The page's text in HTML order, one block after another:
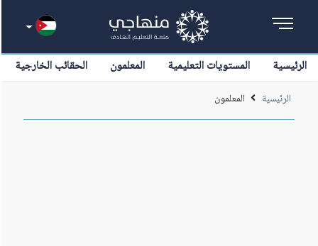
الرئيسية المستويات التعليمية المعلمون الحقائب الخارجية
الرئيسية المعلمون